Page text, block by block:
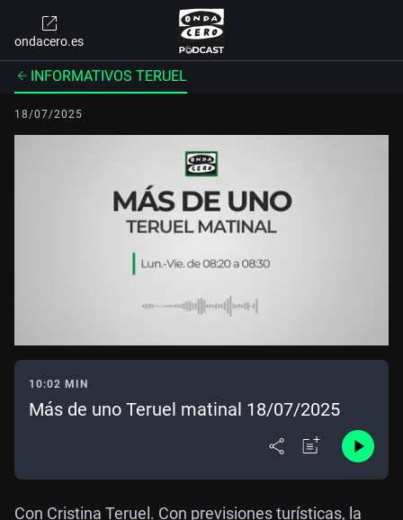
ondacero.es
INFORMATIVOS TERUEL
18/07/2025
10:02 MIN
Más de uno Teruel matinal 18/07/2025
Con Cristina Teruel. Con previsiones turísticas, la